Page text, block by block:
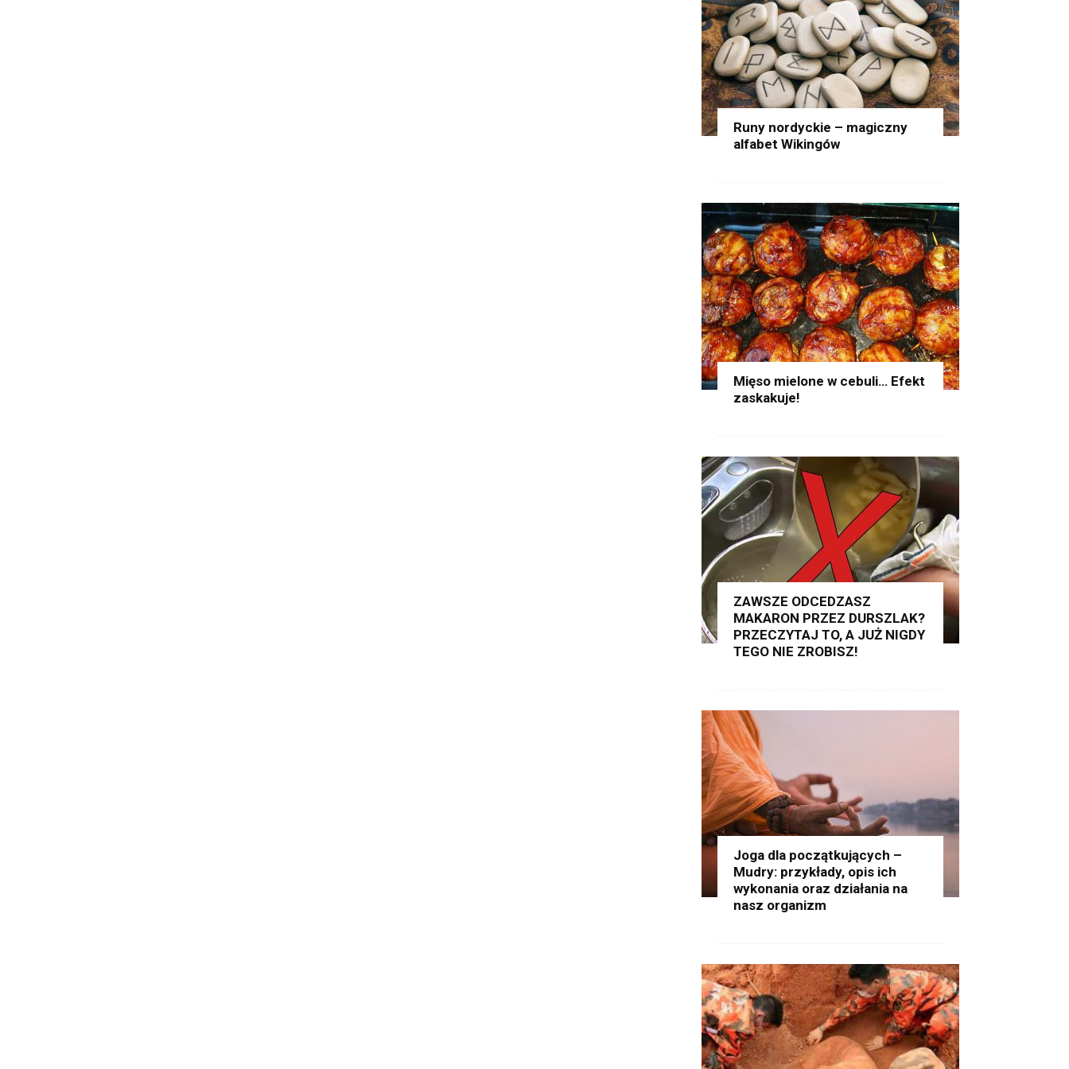
Runy nordyckie – magiczny
alfabet Wikingów
Mięso mielone w cebuli… Efekt
zaskakuje!
ZAWSZE ODCEDZASZ
MAKARON PRZEZ DURSZLAK?
PRZECZYTAJ TO, A JUŻ NIGDY
TEGO NIE ZROBISZ!
Joga dla początkujących –
Mudry: przykłady, opis ich
wykonania oraz działania na
nasz organizm